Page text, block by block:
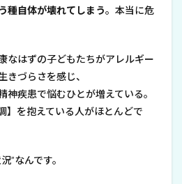
種自体が壊れてしまう。本当に危
なはずの子どもたちがアレルギー
きづらさを感じ、
神疾患で悩むひとが増えている。
】を抱えている人がほとんどで
”なんです。